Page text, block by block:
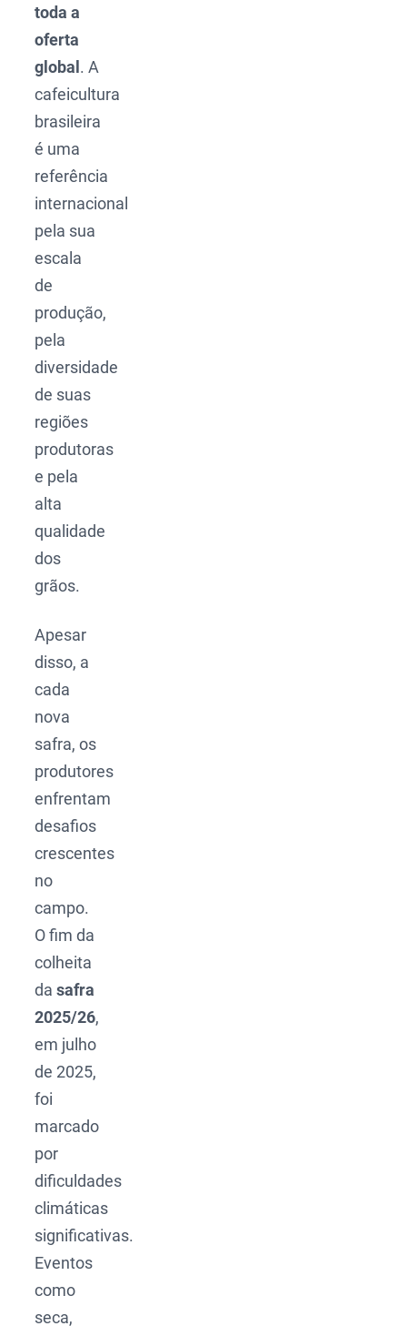
toda a
oferta
global . A
cafeicultura
brasileira
é uma
referência
internacional
pela sua
escala
de
produção,
pela
diversidade
de suas
regiões
produtoras
e pela
alta
qualidade
dos
grãos.
Apesar
disso, a
cada
nova
safra, os
produtores
enfrentam
desafios
crescentes
no
campo.
O fim da
colheita
dasafra
2025/26,
em julho
de 2025,
foi
marcado
por
dificuldades
climáticas
significativas.
Eventos
como
seca,